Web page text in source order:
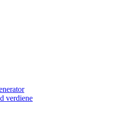
verdiene